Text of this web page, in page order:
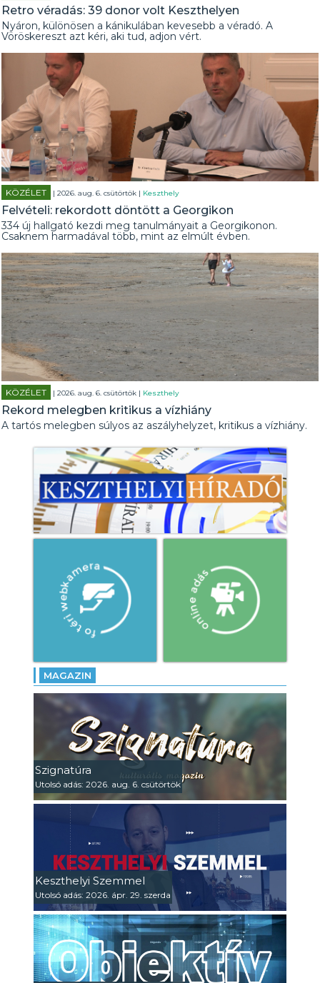
Retro véradás: 39 donor volt Keszthelyen
Nyáron, különösen a kánikulában kevesebb a véradó. A
Vöröskereszt azt kéri, aki tud, adjon vért.
KÖZÉLET | 2026. aug. 6. csütörtök | Keszthely
Felvételi: rekordott döntött a Georgikon
334 új hallgató kezdi meg tanulmányait a Georgikonon.
Csaknem harmadával több, mint az elmúlt évben.
KÖZÉLET | 2026. aug. 6. csütörtök | Keszthely
Rekord melegben kritikus a vízhiány
A tartós melegben súlyos az aszályhelyzet, kritikus a vízhiány.
MAGAZIN
Szignatúra
Utolsó adás: 2026. aug. 6. csütörtök
Keszthelyi Szemmel
Utolsó adás: 2026. ápr. 29. szerda